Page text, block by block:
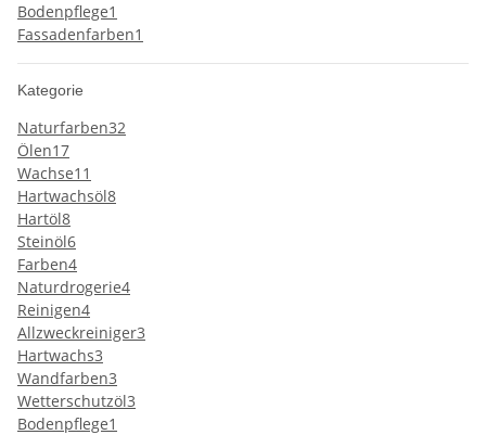
Bodenpflege1
Fassadenfarben1
Kategorie
Naturfarben32
Ölen17
Wachse11
Hartwachsöl8
Hartöl8
Steinöl6
Farben4
Naturdrogerie4
Reinigen4
Allzweckreiniger3
Hartwachs3
Wandfarben3
Wetterschutzöl3
Bodenpflege1